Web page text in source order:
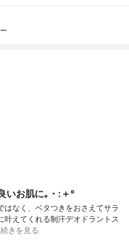
いお肌に｡・:＋°
はなく、ベタつきをおさえてサラ
叶えてくれる制汗デオドラントス
続きを見る